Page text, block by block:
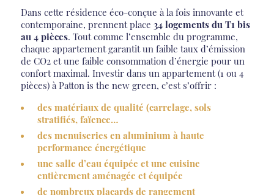
Dans cette résidence éco-conçue à la fois innovante et
contemporaine, prennent place 34 logements du T1 bis
au 4 pièces. Tout comme l’ensemble du programme,
chaque appartement garantit un faible taux d’émission
de CO2 et une faible consommation d’énergie pour un
confort maximal. Investir dans un appartement (1 ou 4
pièces) à Patton is the new green, c’est s’offrir :
des matériaux de qualité (carrelage, sols
stratifiés, faïence…
des menuiseries en aluminium à haute
performance énergétique
une salle d’eau équipée et une cuisine
entièrement aménagée et équipée
de nombreux placards de rangement